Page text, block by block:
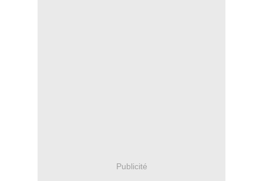
Publicité